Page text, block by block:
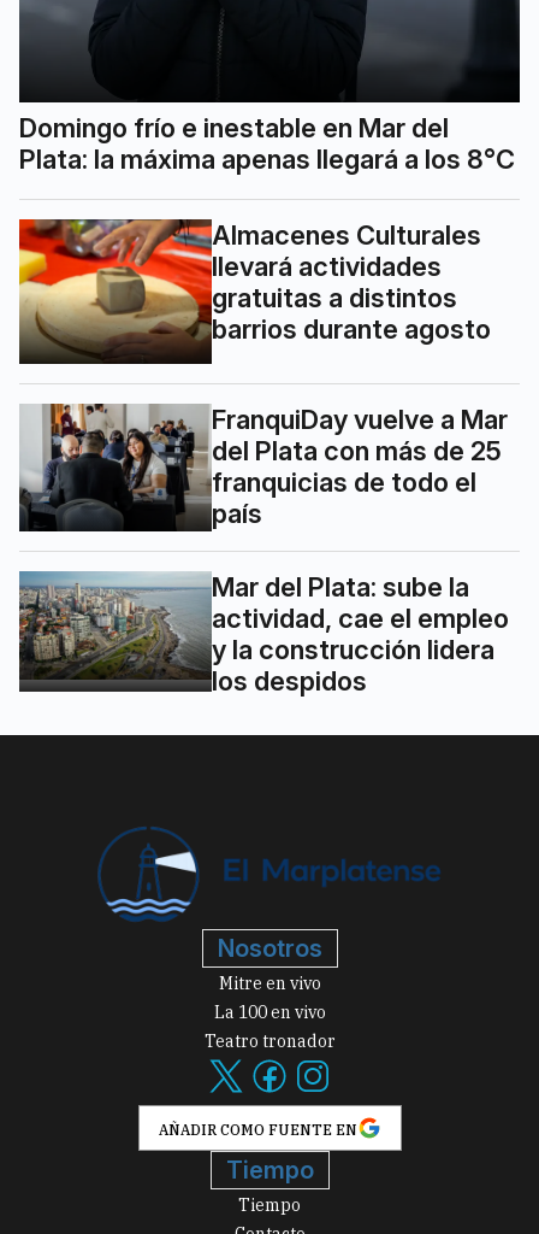
Domingo frío e inestable en Mar del
Plata: la máxima apenas llegará a los 8°C
Almacenes Culturales
llevará actividades
gratuitas a distintos
barrios durante agosto
FranquiDay vuelve a Mar
del Plata con más de 25
franquicias de todo el
país
Mar del Plata: sube la
actividad, cae el empleo
y la construcción lidera
los despidos
Nosotros
Mitre en vivo
La 100 en vivo
Teatro tronador
AÑADIR COMO FUENTE EN
Tiempo
Tiempo